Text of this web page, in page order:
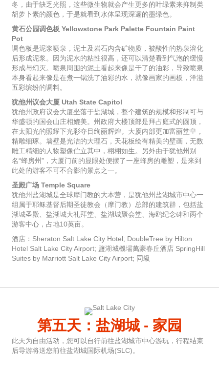
冬，由于缺乏光照，这些微生物就会产生更多的叶绿素来抑制类
胡萝卜素的颜色，于是就看到水体呈现深邃的墨绿色。
黄石公园调色板 Yellowstone Park Palette Fountain Paint
Pot
调色板是泥浆喷泉，泥土及岩石内含矿物质，被酸性的热泉溶化
后形成泥浆。因为泥水的粘性很高，还可以清楚看到气泡的缓慢
形成与幻灭。喷泉周围的泥土看起来像是干了的油彩，导致喷泉
本身看起来像是在煮一锅洗了油彩的水，就像画家的画板，洋溢
五彩缤纷的调料。
犹他州议会大厦 Utah State Capitol
犹他州政府议会大厦坐落于盐湖城，整个建筑的规模和形制可与
华盛顿的国会山庄相媲美。州政府大楼顶部是拜占庭式的圆顶，
在太阳光的照耀下光彩夺目绚丽辉煌。大厦内部更加富丽堂皇，
精雕细琢。墙壁是光洁的大理石，天花板绘有精美的壁画，无数
雕工精细的人物塑像伫立其中，栩栩如生。另外由于犹他州别
名“蜂房州”，大厦门前的显眼处便摆了一座蜂房的雕塑，是来到
此处的游客不可不合影的景点之一。
圣殿广场 Temple Square
犹他州盐湖城是全球摩门教的大本营，是犹他州盐湖城市中心一
组属于耶稣基督后期圣徒教会（摩门教）总部的建筑群，包括盐
湖城圣殿、盐湖城大礼拜堂、盐湖城聚会堂、海鸥纪念碑和两个
游客中心，占地10英亩。
酒店：Sheraton Salt Lake City Hotel; DoubleTree by Hilton
Hotel Salt Lake City Airport; 鹽湖城機場萬豪春丘酒店 SpringHill
Suites by Marriott Salt Lake City Airport; 同級
第五天：盐湖城 - 家园
此天为自由活动，您可以自行前往盐湖城市中心游玩，行程结束
后导游将送您前往盐湖城国际机场(SLC)。